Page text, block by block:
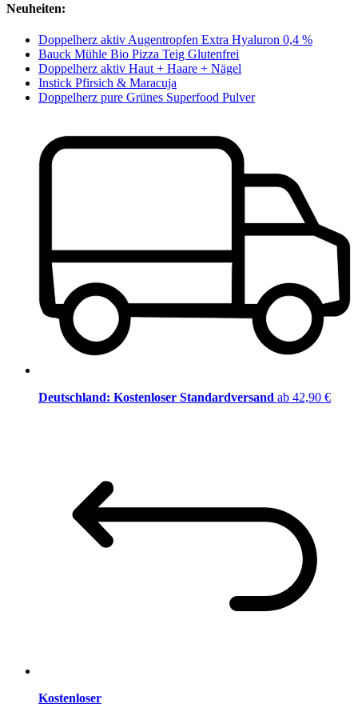
Neuheiten:
Doppelherz aktiv Augentropfen Extra Hyaluron 0,4 %
Bauck Mühle Bio Pizza Teig Glutenfrei
Doppelherz aktiv Haut + Haare + Nägel
Instick Pfirsich & Maracuja
Doppelherz pure Grünes Superfood Pulver
Deutschland: Kostenloser Standardversand ab 42,90 €
Kostenloser